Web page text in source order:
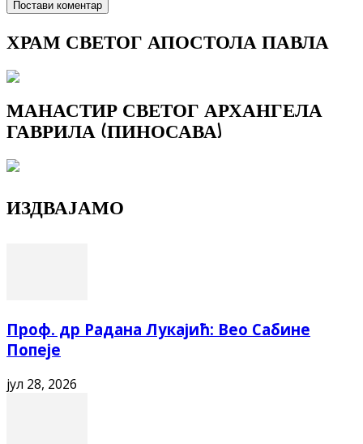
ХРАМ СВЕТОГ АПОСТОЛА ПАВЛА
МАНАСТИР СВЕТОГ АРХАНГЕЛА
ГАВРИЛА (ПИНОСАВА)
ИЗДВАЈАМО
Проф. др Радана Лукајић: Вео Сабине
Попеје
јул 28, 2026